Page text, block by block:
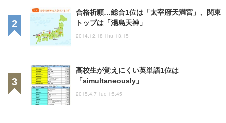
合格祈願…総合1位は「太宰府天満宮」、関東
トップは「湯島天神」
2014.12.18 Thu 13:15
高校生が覚えにくい英単語1位は
「simultaneously」
2015.4.7 Tue 15:45